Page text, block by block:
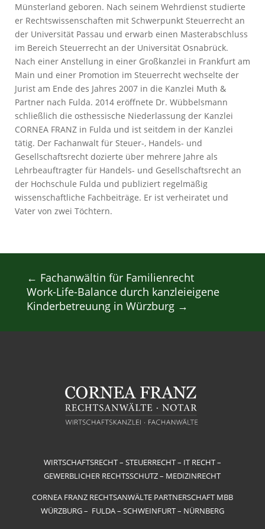
Münsterland geboren. Nach seinem Wehrdienst studierte
er Rechtswissenschaften mit Schwerpunkt Steuerrecht an
der Universität Passau und erwarb einen Masterabschluss
im Bereich Steuerrecht an der Universität Osnabrück.
Nach einer Anstellung in einer Großkanzlei in Frankfurt am
Main und einer Promotion im Steuerrecht wechselte der
Jurist am Ende des Jahres 2007 in die Kanzlei Muth &
Partner nach Fulda. 2014 eröffnete Dr. Wübbelsmann
schließlich die osthessische Niederlassung der Kanzlei
CORNEA FRANZ in Fulda und ist seitdem in der Kanzlei
tätig. Der Fachanwalt für Steuer-, Handels- und
Gesellschaftsrecht dozierte über mehrere Jahre als
Lehrbeauftragter für Handels- und Gesellschaftsrecht an
der Hochschule Fulda und publiziert regelmäßig
wissenschaftliche Fachbeiträge. Er ist verheiratet und
Vater von zwei Töchtern.
← Fachanwältin für Familienrecht
Work-Life-Balance durch kanzleieigene
Kinderbetreuung in Würzburg→
WIRTSCHAFTSRECHT – STEUERRECHT – IT RECHT –
GEWERBLICHER RECHTSSCHUTZ – MEDIZINRECHT
CORNEA FRANZ RECHTSANWÄLTE PARTNERSCHAFT MBB
WÜRZBURG – FULDA – SCHWEINFURT – NÜRNBERG